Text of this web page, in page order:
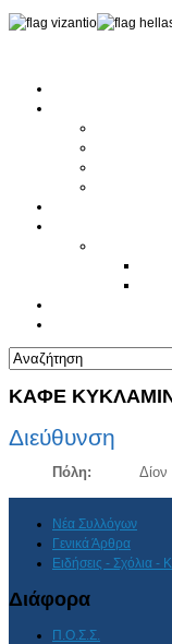
ΚΑΦΕ
Διεύθυνση
Πόλη: Δίον
Νέα Συλλόγων
Γενικά Άρθρα
Ειδήσεις - Σχόλια -
Διάφορα
Π.Ο.Σ.Σ.